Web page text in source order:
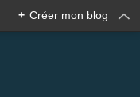
+ Créer mon blog